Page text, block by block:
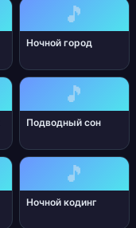
🎵
Ночной город
🎵
Подводный сон
🎵
Ночной кодинг